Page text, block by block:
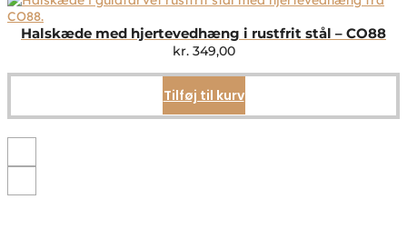
Mulighederne
på
Halskæde med hjertevedhæng i rustfrit stål – CO88
kr.349,00
Tilføj til kurv